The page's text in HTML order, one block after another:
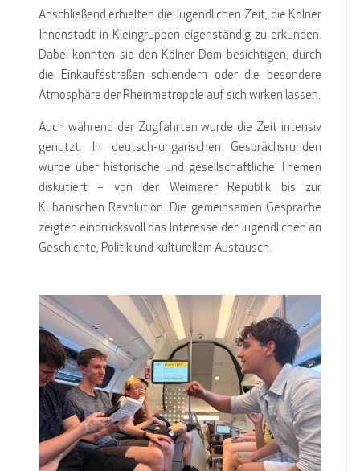
Anschließend erhielten die Jugendlichen Zeit, die Kölner
Innenstadt in Kleingruppen eigenständig zu erkunden.
Dabei konnten sie den Kölner Dom besichtigen, durch
die Einkaufsstraßen schlendern oder die besondere
Atmosphäre der Rheinmetropole auf sich wirken lassen.
Auch während der Zugfahrten wurde die Zeit intensiv
genutzt. In deutsch-ungarischen Gesprächsrunden
wurde über historische und gesellschaftliche Themen
diskutiert – von der Weimarer Republik bis zur
Kubanischen Revolution. Die gemeinsamen Gespräche
zeigten eindrucksvoll das Interesse der Jugendlichen an
Geschichte, Politik und kulturellem Austausch.